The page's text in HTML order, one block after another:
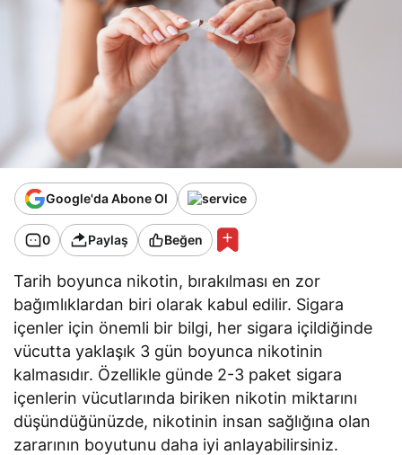
Google'da Abone Ol
0 Paylaş Beğen
Tarih boyunca nikotin, bırakılması en zor
bağımlıklardan biri olarak kabul edilir. Sigara
içenler için önemli bir bilgi, her sigara içildiğinde
vücutta yaklaşık 3 gün boyunca nikotinin
kalmasıdır. Özellikle günde 2-3 paket sigara
içenlerin vücutlarında biriken nikotin miktarını
düşündüğünüzde, nikotinin insan sağlığına olan
zararının boyutunu daha iyi anlayabilirsiniz.